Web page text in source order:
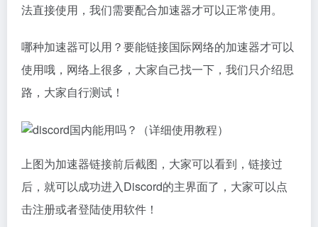
法直接使用，我们需要配合加速器才可以正常使用。
哪种加速器可以用？要能链接国际网络的加速器才可以
使用哦，网络上很多，大家自己找一下，我们只介绍思
路，大家自行测试！
上图为加速器链接前后截图，大家可以看到，链接过
后，就可以成功进入Discord的主界面了，大家可以点
击注册或者登陆使用软件！